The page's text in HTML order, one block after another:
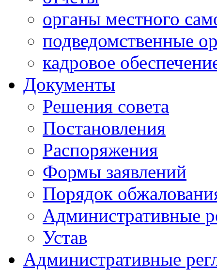
органы местного
подведомственные
кадровое
Документы
Решения совета
Постановления
Распоряжения
Формы заявлений
Порядок
Административные
Устав
Административные